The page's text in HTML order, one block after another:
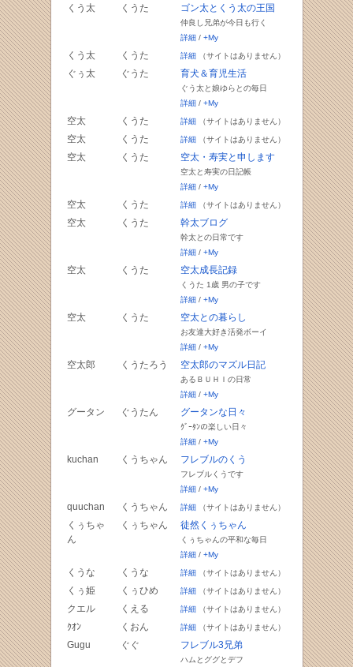
くう太 くうた ゴン太とくう太の王国
仲良し兄弟が今日も行く
詳細/ +My
くう太 くうた 詳細（サイトはありません）
ぐぅ太 ぐうた 育犬＆育児生活
ぐう太と娘ゆらとの毎日
詳細/ +My
空太 くうた 詳細（サイトはありません）
空太 くうた 詳細（サイトはありません）
空太 くうた 空太・寿実と申します
空太と寿実の日記帳
詳細/ +My
空太 くうた 詳細（サイトはありません）
空太 くうた 幹太ブログ
幹太との日常です
詳細/ +My
空太 くうた 空太成長記録
くうた 1歳 男の子です
詳細/ +My
空太 くうた 空太との暮らし
お友達大好き活発ボーイ
詳細/ +My
空太郎 くうたろう 空太郎のマズル日記
あるＢＵＨＩの日常
詳細/ +My
グータン ぐうたん グータンな日々
ｸﾞｰﾀﾝの楽しい日々
詳細/ +My
kuchan くうちゃん フレブルのくう
フレブルくうです
詳細/ +My
quuchan くうちゃん 詳細（サイトはありません）
くぅちゃ
ん
くぅちゃん 徒然くぅちゃん
くぅちゃんの平和な毎日
詳細/ +My
くうな くうな 詳細（サイトはありません）
くぅ姫 くぅひめ 詳細（サイトはありません）
クエル くえる 詳細（サイトはありません）
ｸｵﾝ くおん 詳細（サイトはありません）
Gugu ぐぐ フレブル3兄弟
ハムとググとデフ